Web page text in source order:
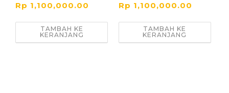
Rp 1,100,000.00
TAMBAH KE
KERANJANG
Rp 1,100,000.00
TAMBAH KE
KERANJANG